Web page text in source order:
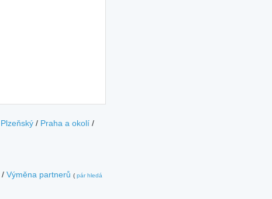
Plzeňský / Praha a okolí /
/ Výměna partnerů ( pár hledá